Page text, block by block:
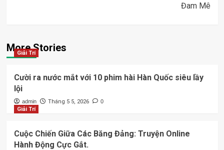
Đam Mê
More Stories
Giải Trí
Cười ra nước mắt với 10 phim hài Hàn Quốc siêu lầy
lội
admin Tháng 5 5, 2026 0
Giải Trí
Cuộc Chiến Giữa Các Băng Đảng: Truyện Online
Hành Động Cực Gắt.